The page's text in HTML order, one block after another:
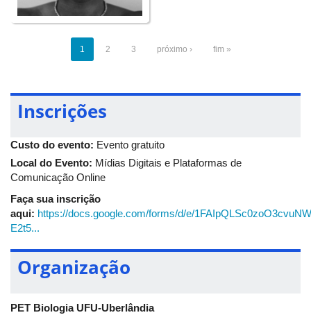
1 2 3 próximo › fim »
Inscrições
Custo do evento: Evento gratuito
Local do Evento: Mídias Digitais e Plataformas de
Comunicação Online
Faça sua inscrição
aqui: https://docs.google.com/forms/d/e/
E2t5...
Organização
PET Biologia UFU-Uberlândia